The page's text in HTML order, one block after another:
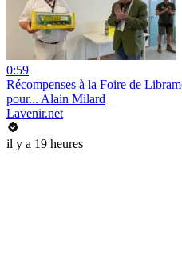
0:59
Récompenses à la Foire de
pour... Alain Milard
Lavenir.net
il y a 19 heures